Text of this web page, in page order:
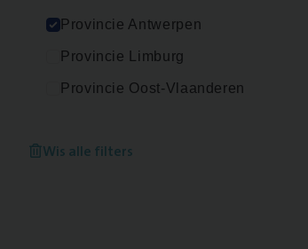
Provincie Antwerpen
Provincie Limburg
Provincie Oost-Vlaanderen
Wis alle filters